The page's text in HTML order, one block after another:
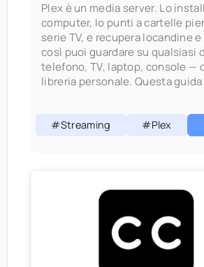
Plex è un media server. Lo
computer, lo punti a cartelle
serie TV, e recupera locandine
così puoi guardare su qualsiasi
telefono, TV, laptop, console —
libreria personale. Questa
#Streaming #Plex